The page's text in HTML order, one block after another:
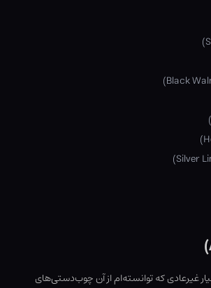
که توانسته‌ام از آن چوب‌دستی‌های